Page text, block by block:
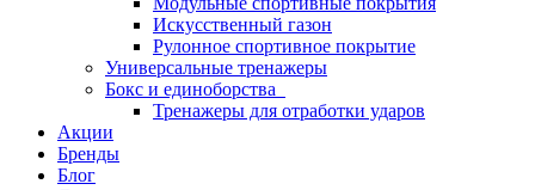
Искусственный газон
Рулонное спортивное покрытие
Универсальные тренажеры
Бокс и единоборства
Тренажеры для отработки ударов
Акции
Бренды
Блог